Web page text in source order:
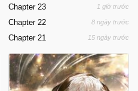
Chapter 23 1 giờ trước
Chapter 22 8 ngày trước
Chapter 21 15 ngày trước